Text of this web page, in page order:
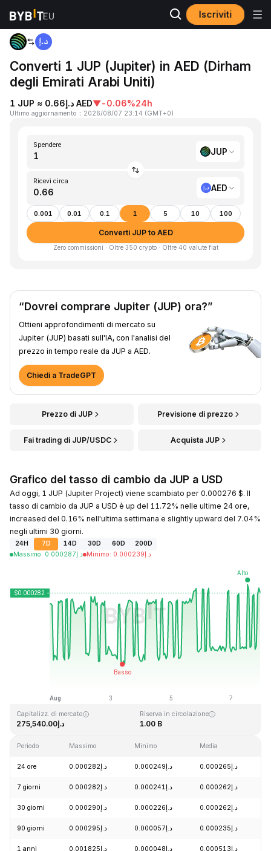
Iscriviti
Home JUP to AED
Converti 1 JUP (Jupiter) in AED (Dirham
degli Emirati Arabi Uniti)
1 JUP ≈ د.إ0.66 AED▼-0.06%24h
Ultimo aggiornamento ： 2026/08/07 23:14 (GMT+0)
Spendere
JUP
Ricevi circa
AED
0.001 0.01 0.1 1 5 10 100
Converti JUP to AED
Zero commissioni · Oltre 350 crypto · Oltre 40 valute fiat
“Dovrei comprare Jupiter (JUP) ora?”
Ottieni approfondimenti di mercato su
Jupiter (JUP) basati sull'IA, con l'analisi del
prezzo in tempo reale da JUP a AED.
Chiedi a TradeGPT
Prezzo di JUP Previsione di prezzo
Fai trading di JUP/USDC Acquista JUP
Grafico del tasso di cambio da JUP a USD
Ad oggi, 1 JUP (Jupiter Project) viene scambiato per 0.000276 $. Il
tasso di cambio da JUP a USD è up del 11.72% nelle ultime 24 ore,
increased del 0.16% nell'ultima settimana e slightly upward del 7.04%
negli ultimi 30 giorni.
24H 7D 14D 30D 60D
200D
Massimo: د.إ0.000287 Minimo: د.إ0.000239
Ultimo aggiornamento: 2026-08-07, 23:14 GMT+0
د.إ0.128999
Capitalizz. di mercato
د.إ275,540.00
Riserva in circolazione
1.00 B
Periodo Massimo Minimo Media
24 ore د.إ0.000282 د.إ0.000249 د.إ0.000265
7 giorni د.إ0.000282 د.إ0.000241 د.إ0.000262
30 giorni د.إ0.000290 د.إ0.000226 د.إ0.000262
90 giorni د.إ0.000295 د.إ0.000057 د.إ0.000235
1 anni د.إ0.001825 د.إ0.000048 د.إ0.000513